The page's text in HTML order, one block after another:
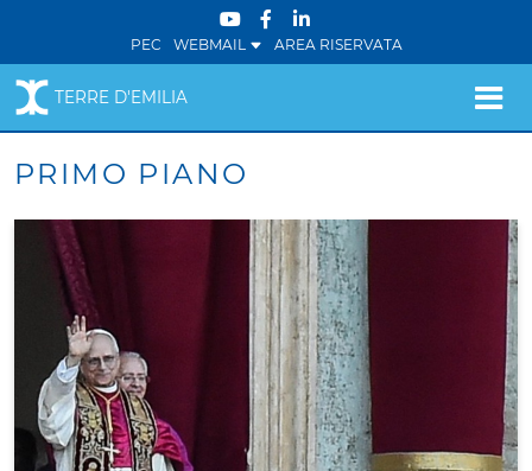
PEC WEBMAIL AREA RISERVATA
TERRE D'EMILIA
PRIMO PIANO